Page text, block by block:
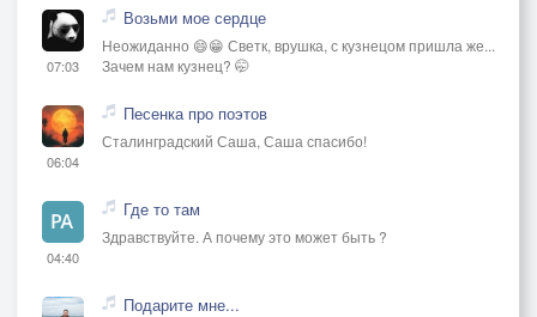
07:03
Возьми мое сердце
Неожиданно 😄😁 Светк, врушка, с кузнецом пришла же...
Зачем нам кузнец? 🤭
06:04
Песенка про поэтов
Сталинградский Саша, Саша спасибо!
04:40
Где то там
Здравствуйте. А почему это может быть ?
Подарите мне...